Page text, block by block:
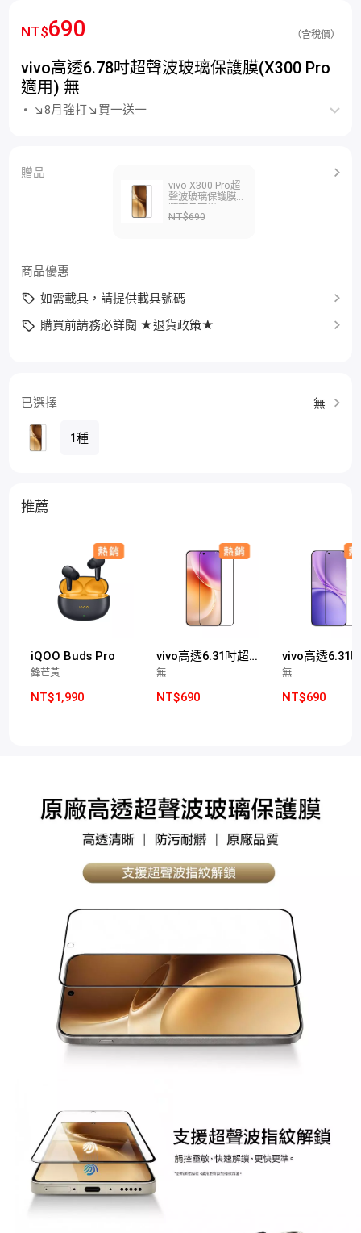
NT$690 （含稅價）
vivo高透6.78吋超聲波玻璃保護膜(X300 Pro
適用) 無
↘8月強打↘買一送一
贈品
vivo X300 Pro超
聲波玻璃保護膜
隨商品寄出
NT$690
商品優惠
如需載具，請提供載具號碼
購買前請務必詳閱 ★退貨政策★
已選擇 無
1種
推薦
iQOO Buds Pro
鋒芒黃
NT$1,990
vivo高透6.31吋超聲波玻璃保護膜(X300適用)
無
NT$690
無
NT$690